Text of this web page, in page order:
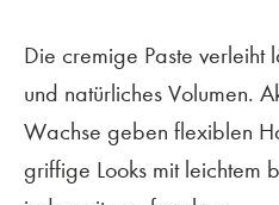
Die cremige Paste verleiht
und natürliches Volumen.
Wachse geben flexiblen
griffige Looks mit leichtem